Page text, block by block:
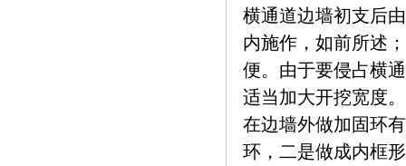
横通道边墙初支后
内施作，如前所述
便。由于要侵占横
适当加大开挖宽度。
在边墙外做加固环
环，二是做成内框